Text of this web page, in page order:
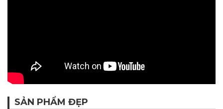
SẢN PHẨM ĐẸP